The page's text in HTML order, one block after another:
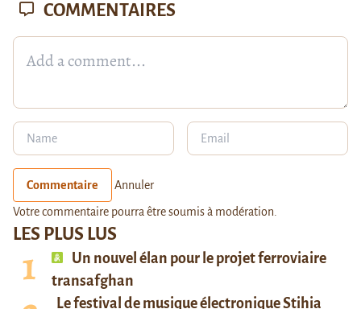
LES PLUS LUS
Un nouvel élan pour le projet ferroviaire
transafghan
Le festival de musique électronique Stihia
COMMENTAIRES
Commentaire Annuler
Votre commentaire pourra être soumis à modération.